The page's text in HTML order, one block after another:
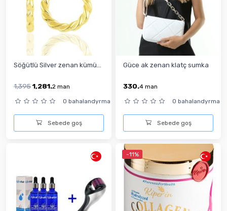
Söğütlü Silver zenan kümü...
1,3951,281.2 man
0 bahalandyrma
Sebede goş
Güce ak zenan klatç sumka
330.4 man
0 bahalandyrma
Sebede goş
-11%